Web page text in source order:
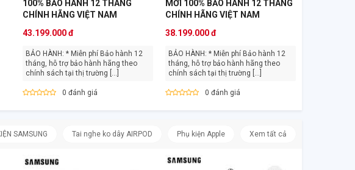
100% BẢO HÀNH 12 THÁNG
CHÍNH HÃNG VIỆT NAM
43.199.000 đ
BẢO HÀNH: * Miễn phí Bảo hành 12
tháng, hỗ trợ bảo hành hãng theo
chính sách tại thị trường [...]
0 đánh giá
MỚI 100% BẢO HÀNH 12 THÁNG
CHÍNH HÃNG VIỆT NAM
38.199.000 đ
BẢO HÀNH: * Miễn phí Bảo hành 12
tháng, hỗ trợ bảo hành hãng theo
chính sách tại thị trường [...]
0 đánh giá
SAMSUNG Tai nghe ko dây AIRPOD Phụ kiện Apple Xem tất cả